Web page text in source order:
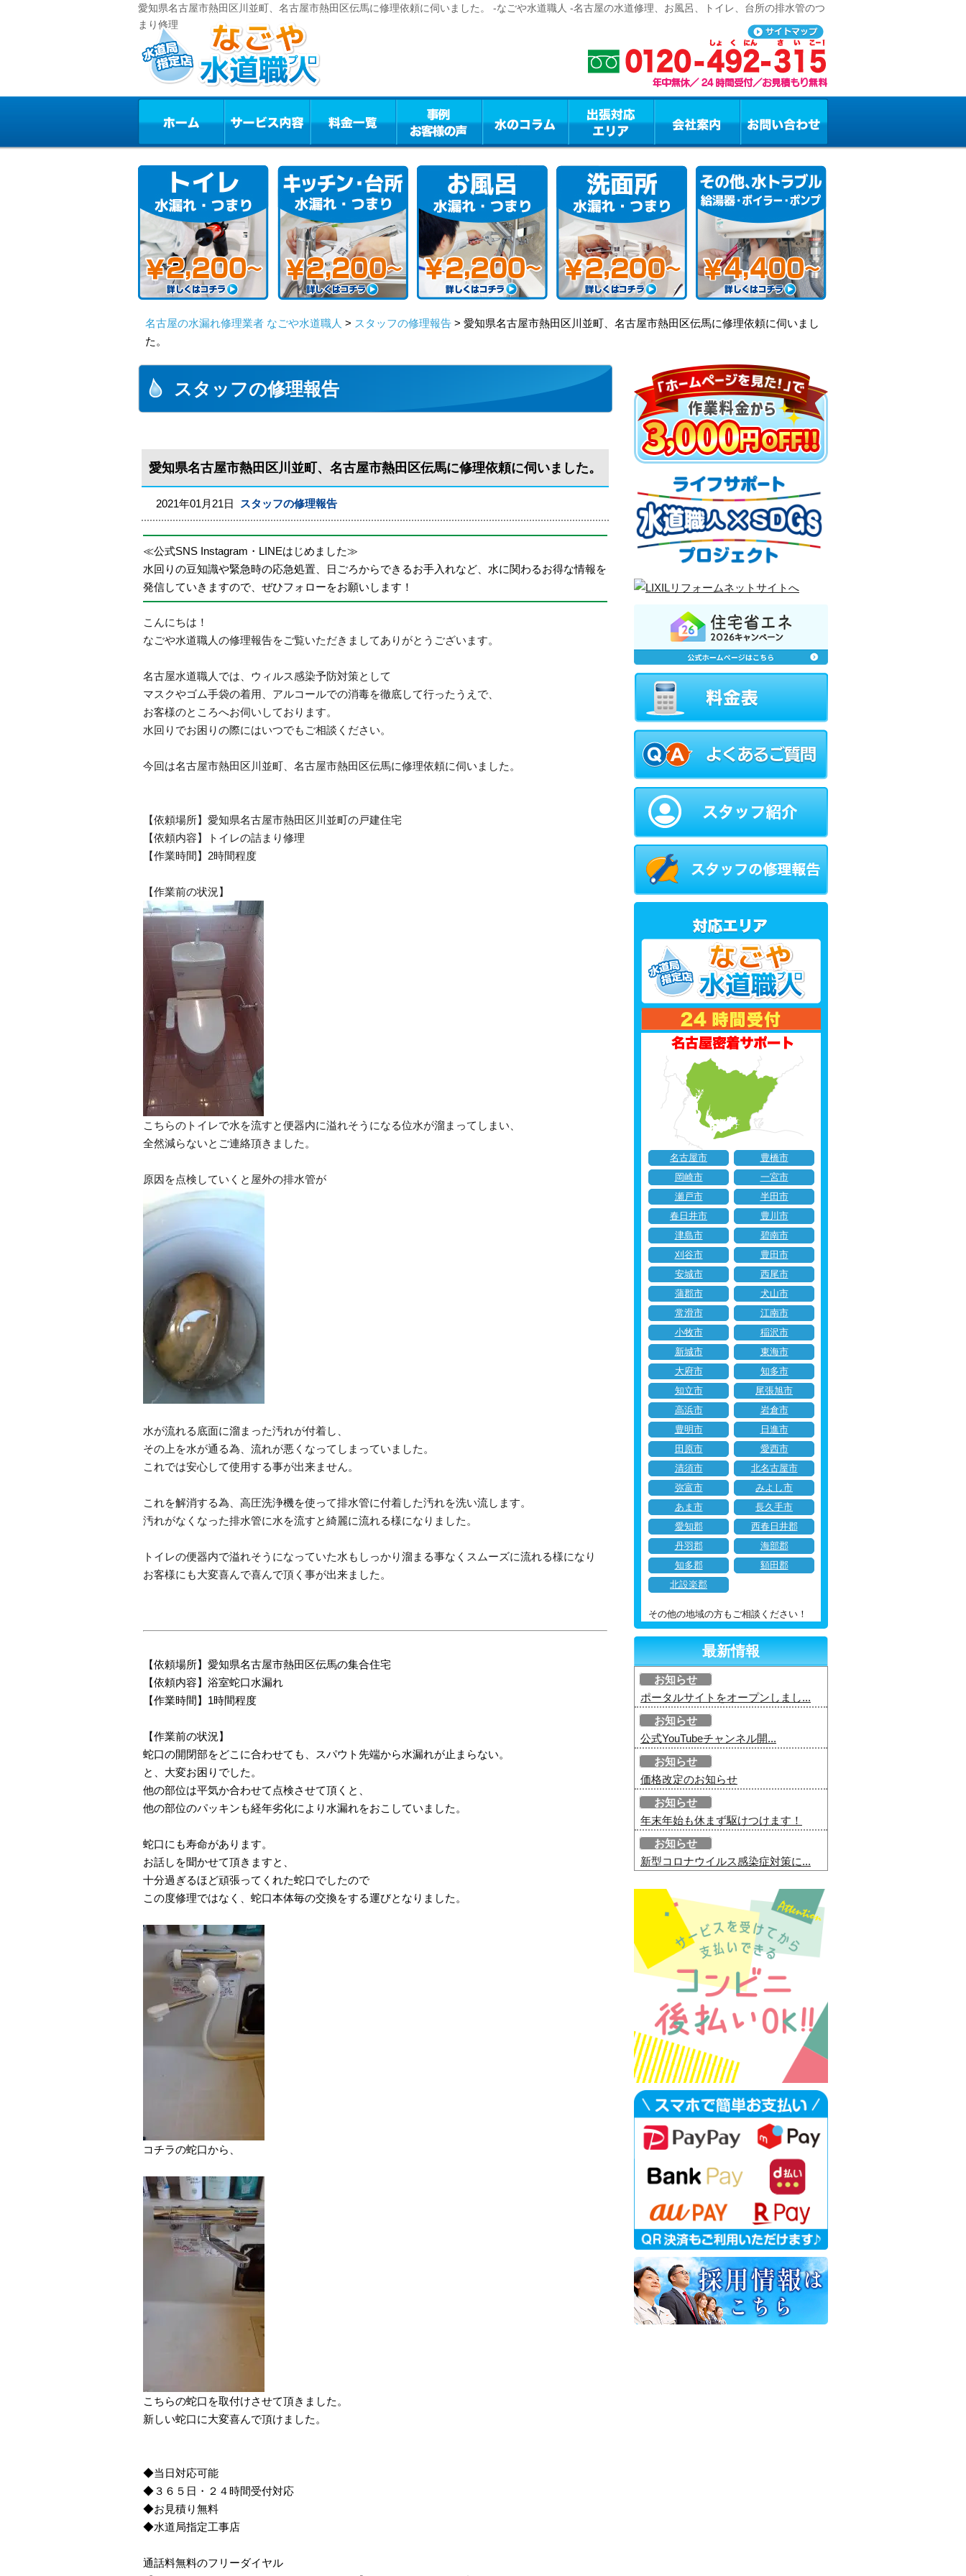
愛知県名古屋市熱田区川並町、名古屋市熱田区伝馬に修理依頼に伺いました。 -なごや水道職人 -名古屋の水道修理、お風呂、トイレ、台所の排水管のつ
まり修理
名古屋の水漏れ修理業者 なごや水道職人 > スタッフの修理報告 > 愛知県名古屋市熱田区川並町、名古屋市熱田区伝馬に修理依頼に伺いまし
た。
スタッフの修理報告
愛知県名古屋市熱田区川並町、名古屋市熱田区伝馬に修理依頼に伺いました。
2021年01月21日 スタッフの修理報告
≪公式SNS Instagram・LINEはじめました≫
水回りの豆知識や緊急時の応急処置、日ごろからできるお手入れなど、水に関わるお得な情報を
発信していきますので、ぜひフォローをお願いします！
こんにちは！
なごや水道職人の修理報告をご覧いただきましてありがとうございます。
名古屋水道職人では、ウィルス感染予防対策として
マスクやゴム手袋の着用、アルコールでの消毒を徹底して行ったうえで、
お客様のところへお伺いしております。
水回りでお困りの際にはいつでもご相談ください。
今回は名古屋市熱田区川並町、名古屋市熱田区伝馬に修理依頼に伺いました。
【依頼場所】愛知県名古屋市熱田区川並町の戸建住宅
【依頼内容】トイレの詰まり修理
【作業時間】2時間程度
【作業前の状況】
こちらのトイレで水を流すと便器内に溢れそうになる位水が溜まってしまい、
全然減らないとご連絡頂きました。
原因を点検していくと屋外の排水管が
水が流れる底面に溜まった汚れが付着し、
その上を水が通る為、流れが悪くなってしまっていました。
これでは安心して使用する事が出来ません。
これを解消する為、高圧洗浄機を使って排水管に付着した汚れを洗い流します。
汚れがなくなった排水管に水を流すと綺麗に流れる様になりました。
トイレの便器内で溢れそうになっていた水もしっかり溜まる事なくスムーズに流れる様になり
お客様にも大変喜んで喜んで頂く事が出来ました。
【依頼場所】愛知県名古屋市熱田区伝馬の集合住宅
【依頼内容】浴室蛇口水漏れ
【作業時間】1時間程度
【作業前の状況】
蛇口の開閉部をどこに合わせても、スパウト先端から水漏れが止まらない。
と、大変お困りでした。
他の部位は平気か合わせて点検させて頂くと、
他の部位のパッキンも経年劣化により水漏れをおこしていました。
蛇口にも寿命があります。
お話しを聞かせて頂きますと、
十分過ぎるほど頑張ってくれた蛇口でしたので
この度修理ではなく、蛇口本体毎の交換をする運びとなりました。
コチラの蛇口から、
こちらの蛇口を取付けさせて頂きました。
新しい蛇口に大変喜んで頂けました。
◆当日対応可能
◆３６５日・２４時間受付対応
◆お見積り無料
◆水道局指定工事店
通話料無料のフリーダイヤル
名古屋市
豊橋市
岡崎市
一宮市
瀬戸市
半田市
春日井市
豊川市
津島市
碧南市
刈谷市
豊田市
安城市
西尾市
蒲郡市
犬山市
常滑市
江南市
小牧市
稲沢市
新城市
東海市
大府市
知多市
知立市
尾張旭市
高浜市
岩倉市
豊明市
日進市
田原市
愛西市
清須市
北名古屋市
弥富市
みよし市
あま市
長久手市
愛知郡
西春日井郡
丹羽郡
海部郡
知多郡
額田郡
北設楽郡
その他の地域の方もご相談ください！
最新情報
お知らせ
ポータルサイトをオープンしまし...
お知らせ
公式YouTubeチャンネル開...
お知らせ
価格改定のお知らせ
お知らせ
年末年始も休まず駆けつけます！
お知らせ
新型コロナウイルス感染症対策に...